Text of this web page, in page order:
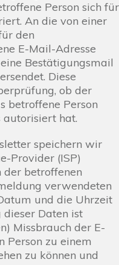
Person sich für
An die von einer
den
E-Mail-Adresse
Bestätigungsmail
Diese
ob der
betroffene Person
autorisiert hat.
speichern wir
Provider (ISP)
der betroffenen
verwendeten
und die Uhrzeit
Daten ist
Missbrauch der E-
Person zu einem
zu können und